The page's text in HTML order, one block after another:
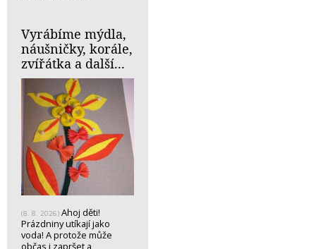
Vyrábíme mýdla,
náušničky, korále,
zvířátka a další...
(8. 8. 2026) Ahoj děti!
Prázdniny utíkají jako
voda! A protože může
občas i zapršet a